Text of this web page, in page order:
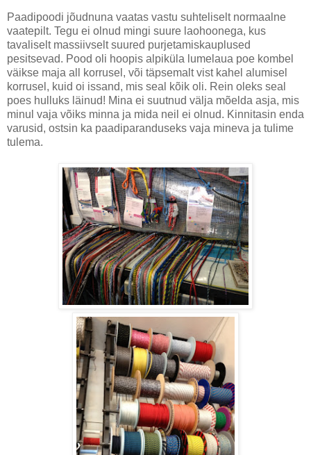
Paadipoodi jõudnuna vaatas vastu suhteliselt normaalne
vaatepilt. Tegu ei olnud mingi suure laohoonega, kus
tavaliselt massiivselt suured purjetamiskauplused
pesitsevad. Pood oli hoopis alpiküla lumelaua poe kombel
väikse maja all korrusel, või täpsemalt vist kahel alumisel
korrusel, kuid oi issand, mis seal kõik oli. Rein oleks seal
poes hulluks läinud! Mina ei suutnud välja mõelda asja, mis
minul vaja võiks minna ja mida neil ei olnud. Kinnitasin enda
varusid, ostsin ka paadiparanduseks vaja mineva ja tulime
tulema.